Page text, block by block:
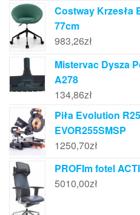
Costway Krzesła
77cm
983,26zł
Mistervac Dysza
A278
134,86zł
Piła Evolution
EVOR255SMSP
1250,70zł
PROFIm fotel
5010,00zł